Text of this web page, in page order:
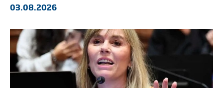
03.08.2026